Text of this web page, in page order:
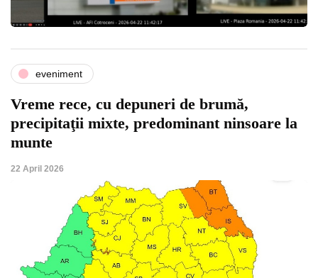
eveniment
Vreme rece, cu depuneri de brumă,
precipitaţii mixte, predominant ninsoare la
munte
22 April 2026